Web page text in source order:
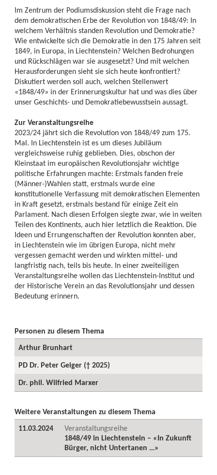
Im Zentrum der Podiumsdiskussion steht die Frage nach
dem demokratischen Erbe der Revolution von 1848/49: In
welchem Verhältnis standen Revolution und Demokratie?
Wie entwickelte sich die Demokratie in den 175 Jahren seit
1849, in Europa, in Liechtenstein? Welchen Bedrohungen
und Rückschlägen war sie ausgesetzt? Und mit welchen
Herausforderungen sieht sie sich heute konfrontiert?
Diskutiert werden soll auch, welchen Stellenwert
«1848/49» in der Erinnerungskultur hat und was dies über
unser Geschichts- und Demokratiebewusstsein aussagt.
Zur Veranstaltungsreihe
2023/24 jährt sich die Revolution von 1848/49 zum 175.
Mal. In Liechtenstein ist es um dieses Jubiläum
vergleichsweise ruhig geblieben. Dies, obschon der
Kleinstaat im europäischen Revolutionsjahr wichtige
politische Erfahrungen machte: Erstmals fanden freie
(Männer-)Wahlen statt, erstmals wurde eine
konstitutionelle Verfassung mit demokratischen Elementen
in Kraft gesetzt, erstmals bestand für einige Zeit ein
Parlament. Nach diesen Erfolgen siegte zwar, wie in weiten
Teilen des Kontinents, auch hier letztlich die Reaktion. Die
Ideen und Errungenschaften der Revolution konnten aber,
in Liechtenstein wie im übrigen Europa, nicht mehr
vergessen gemacht werden und wirkten mittel- und
langfristig nach, teils bis heute. In einer zweiteiligen
Veranstaltungsreihe wollen das Liechtenstein-Institut und
der Historische Verein an das Revolutionsjahr und dessen
Bedeutung erinnern.
Personen zu diesem Thema
Arthur Brunhart
PD Dr. Peter Geiger († 2025)
Dr. phil. Wilfried Marxer
Weitere Veranstaltungen zu diesem Thema
11.03.2024
Veranstaltungsreihe
1848/49 in Liechtenstein – «In Zukunft
Bürger, nicht Untertanen …»